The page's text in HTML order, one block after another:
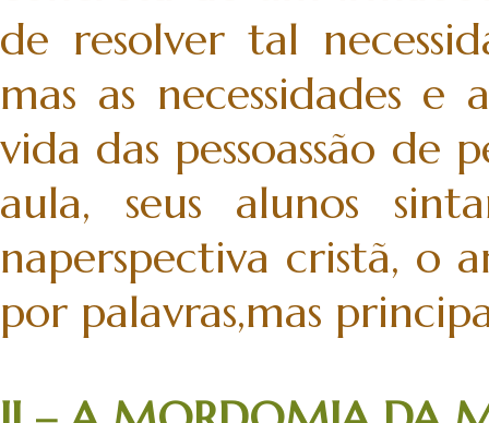
de resolver tal
mas as necessidades
vida das pessoassão
aula, seus alunos
naperspectiva cristã, o
por palavras,mas